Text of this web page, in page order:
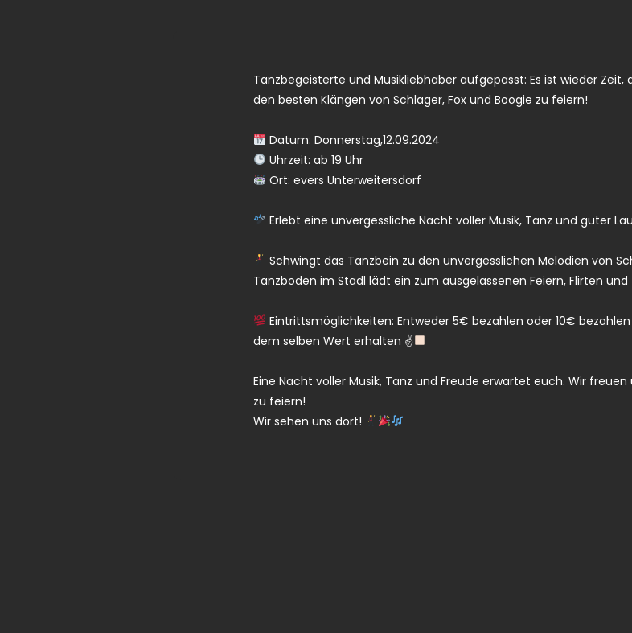
Tanzbegeisterte und Musikliebhaber aufgepasst: Es ist wieder
den besten Klängen von Schlager, Fox und Boogie zu feiern!
Datum: Donnerstag,12.09.2024
Uhrzeit: ab 19 Uhr
Ort: evers Unterweitersdorf
Erlebt eine unvergessliche Nacht voller Musik, Tanz und guter
Schwingt das Tanzbein zu den unvergesslichen Melodien von
Tanzboden im Stadl lädt ein zum ausgelassenen Feiern, Flirten und
Eintrittsmöglichkeiten: Entweder 5€ bezahlen oder 10€
dem selben Wert erhalten ✌
Eine Nacht voller Musik, Tanz und Freude erwartet euch. Wir
zu feiern!
Wir sehen uns dort!